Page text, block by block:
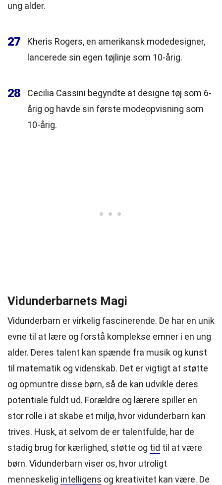
ung alder.
27
Kheris Rogers, en amerikansk modedesigner,
lancerede sin egen tøjlinje som 10-årig.
28
Cecilia Cassini begyndte at designe tøj som 6-
årig og havde sin første modeopvisning som
10-årig.
Vidunderbarnets Magi
Vidunderbarn er virkelig fascinerende. De har en unik
evne til at lære og forstå komplekse emner i en ung
alder. Deres talent kan spænde fra musik og kunst
til matematik og videnskab. Det er vigtigt at støtte
og opmuntre disse børn, så de kan udvikle deres
potentiale fuldt ud. Forældre og lærere spiller en
stor rolle i at skabe et miljø, hvor vidunderbarn kan
trives. Husk, at selvom de er talentfulde, har de
stadig brug for kærlighed, støtte og tid til at være
børn. Vidunderbarn viser os, hvor utroligt
menneskelig intelligens og kreativitet kan være. De